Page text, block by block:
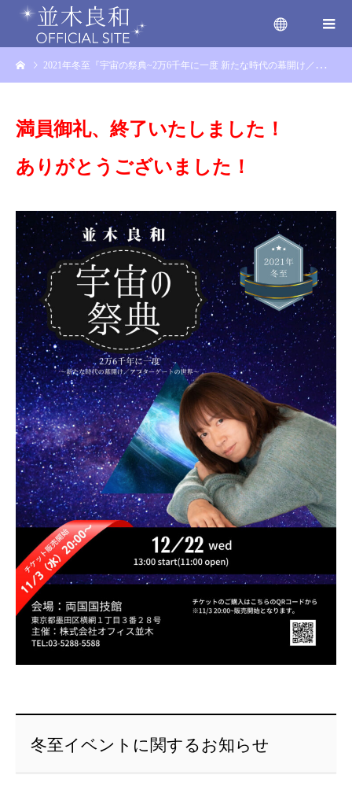
menu
2021年冬至『宇宙の祭典~2万6千年に一度 新たな時代の幕開け／アフターゲートの世界〜』
満員御礼、終了いたしました！
ありがとうございました！
冬至イベントに関するお知らせ